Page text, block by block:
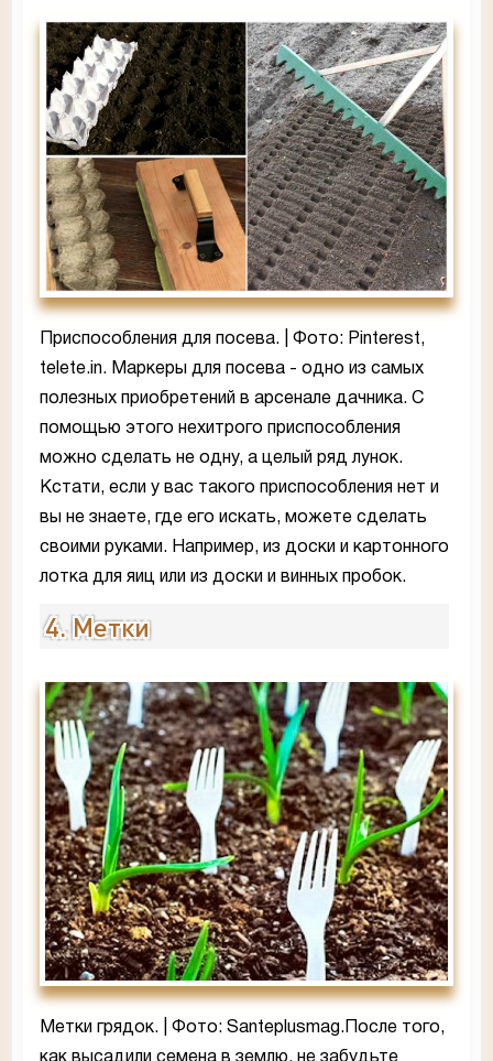
Приспособления для посева. | Фото: Pinterest,
telete.in. Маркеры для посева - одно из самых
полезных приобретений в арсенале дачника. С
помощью этого нехитрого приспособления
можно сделать не одну, а целый ряд лунок.
Кстати, если у вас такого приспособления нет и
вы не знаете, где его искать, можете сделать
своими руками. Например, из доски и картонного
лотка для яиц или из доски и винных пробок.
4. Метки
Метки грядок. | Фото: Santeplusmag.После того,
как высадили семена в землю, не забудьте